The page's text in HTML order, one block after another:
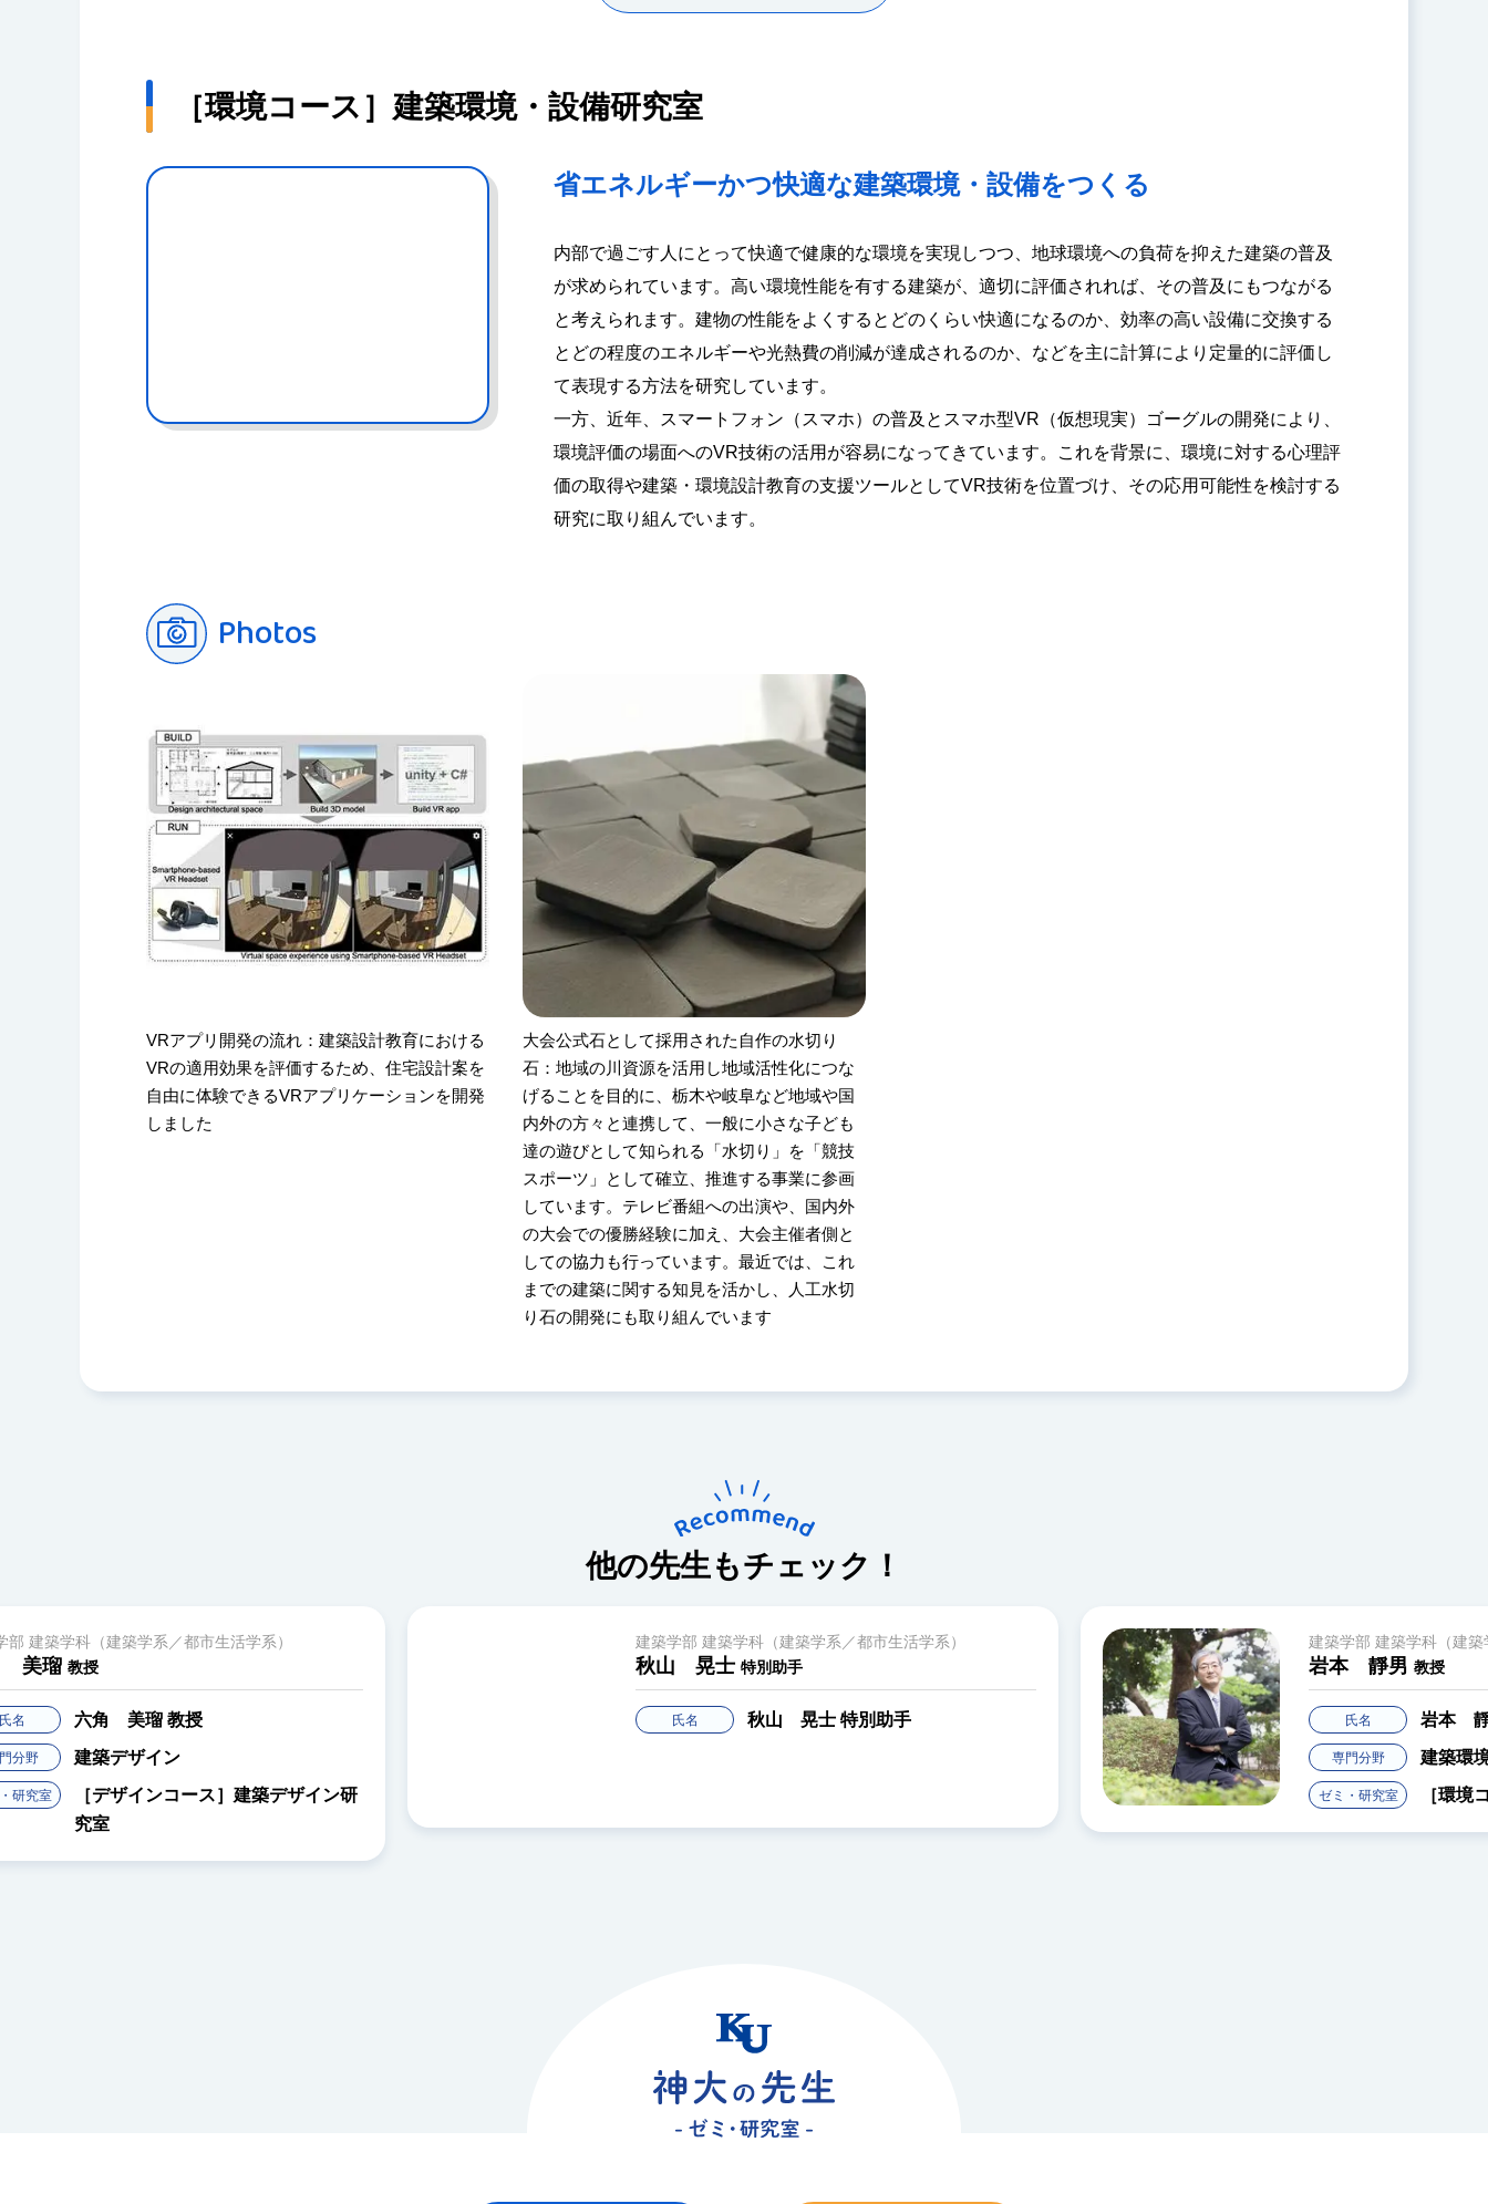
［環境コース］建築環境・設備研究室
省エネルギーかつ快適な建築環境・設備をつくる
内部で過ごす人にとって快適で健康的な環境を実現しつつ、地球環境への負荷を抑えた建築の普及
が求められています。高い環境性能を有する建築が、適切に評価されれば、その普及にもつながる
と考えられます。建物の性能をよくするとどのくらい快適になるのか、効率の高い設備に交換する
とどの程度のエネルギーや光熱費の削減が達成されるのか、などを主に計算により定量的に評価し
て表現する方法を研究しています。
一方、近年、スマートフォン（スマホ）の普及とスマホ型VR（仮想現実）ゴーグルの開発により、
環境評価の場面へのVR技術の活用が容易になってきています。これを背景に、環境に対する心理評
価の取得や建築・環境設計教育の支援ツールとしてVR技術を位置づけ、その応用可能性を検討する
研究に取り組んでいます。
Photos
VRアプリ開発の流れ：建築設計教育における
VRの適用効果を評価するため、住宅設計案を
自由に体験できるVRアプリケーションを開発
しました
大会公式石として採用された自作の水切り
石：地域の川資源を活用し地域活性化につな
げることを目的に、栃木や岐阜など地域や国
内外の方々と連携して、一般に小さな子ども
達の遊びとして知られる「水切り」を「競技
スポーツ」として確立、推進する事業に参画
しています。テレビ番組への出演や、国内外
の大会での優勝経験に加え、大会主催者側と
しての協力も行っています。最近では、これ
までの建築に関する知見を活かし、人工水切
り石の開発にも取り組んでいます
他の先生もチェック！
部 建築学科（建築学系／都市生活学系）
美瑠 教授
名 六角 美瑠 教授
分野 建築デザイン
研究室
［デザインコース］建築デザイン研
究室
建築学部 建築学科（建築学系／都市生活学系）
秋山 晃士 特別助手
氏名 秋山 晃士 特別助手
建築学部 建築学科（建築
岩本 靜男 教授
氏名 岩本
専門分野 建築環
ゼミ・研究室 ［環境